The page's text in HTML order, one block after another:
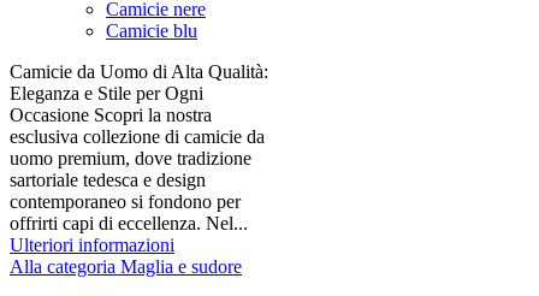
Camicie nere
Camicie blu
Camicie da Uomo di Alta Qualità:
Eleganza e Stile per Ogni
Occasione Scopri la nostra
esclusiva collezione di camicie da
uomo premium, dove tradizione
sartoriale tedesca e design
contemporaneo si fondono per
offrirti capi di eccellenza. Nel...
Ulteriori informazioni
Alla categoria Maglia e sudore